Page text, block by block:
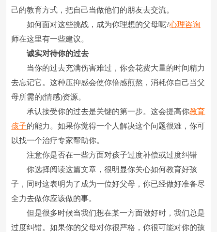
己的教育方式，把自己当做他们的朋友去交流。
如何面对这些挑战，成为你理想的父母呢?心理咨询
师在这里有一些建议。
诚实对待你的过去
当你的过去充满伤害难过，你会花费大量的时间精力
去忘记它。这种压抑感会使你倍感煎熬，消耗你自己当父
母所需的(情感)资源。
承认接受你的过去是关键的第一步。这会提高你教育
孩子的能力。如果你觉得一个人解决这个问题很难，你可
以找一个治疗专家帮助你。
注意你是否在一些方面对孩子过度补偿或过度纠错
你选择阅读这篇文章，很明显你关心如何教育好孩
子，同时这表明为了成为一位好父母，你已经做好准备尽
全力去做你应该做的事。
但是很多时候当我们想在某一方面做好时，我们总是
过度纠错。如果你的父母对你很严格，你很可能对你的孩